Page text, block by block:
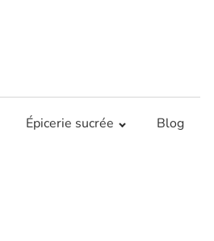
Épicerie sucrée Blog